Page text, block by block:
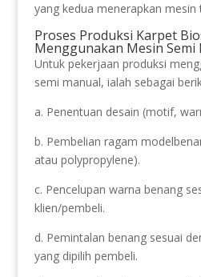
yang kedua menerapkan mesin
Proses Produksi Karpet
Menggunakan Mesin Semi
Untuk pekerjaan produksi
semi manual, ialah sebagai
a. Penentuan desain (motif,
b. Pembelian ragam
atau polypropylene).
c. Pencelupan warna benang
klien/pembeli.
d. Pemintalan benang sesuai
yang dipilih pembeli.